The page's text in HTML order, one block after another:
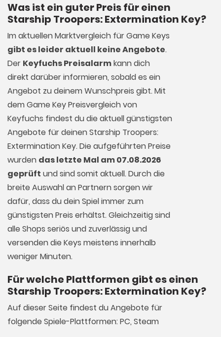
Was ist ein guter Preis für einen
Starship Troopers: Extermination Key?
Im aktuellen Marktvergleich fürGame Keys
gibt es leider aktuell keine Angebote.
Der Keyfuchs Preisalarmkann dich
direkt darüber informieren, sobald es ein
Angebot zu deinem Wunschpreis gibt. Mit
dem Game Key Preisvergleich von
Keyfuchs findest du die aktuell günstigsten
Angebote für deinen Starship Troopers:
Extermination Key. Die aufgeführten Preise
wurden das letzte Mal am 07.08.2026
geprüft und sind somit aktuell. Durch die
breite Auswahl an Partnern sorgen wir
dafür, dass du dein Spiel immer zum
günstigsten Preis erhältst. Gleichzeitig sind
alle Shops seriös und zuverlässig und
versenden die Keys meistens innerhalb
weniger Minuten.
Für welche Plattformen gibt es einen
Starship Troopers: Extermination Key?
Auf dieser Seite findest du Angebote für
folgende Spiele-Plattformen: PC, Steam